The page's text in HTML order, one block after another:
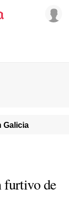
Galicia
furtivo de